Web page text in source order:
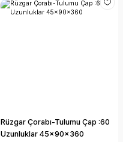
Rüzgar Çorabı-Tulumu Çap :60
Uzunluklar 45x90x360